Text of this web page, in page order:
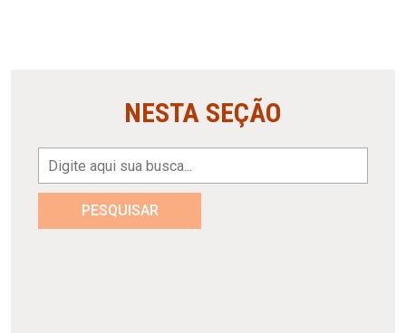
NESTA SEÇÃO
PESQUISAR